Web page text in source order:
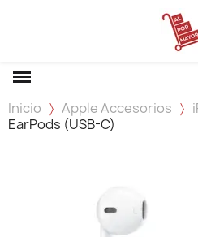
Inicio Apple Accesorios
EarPods (USB-C)